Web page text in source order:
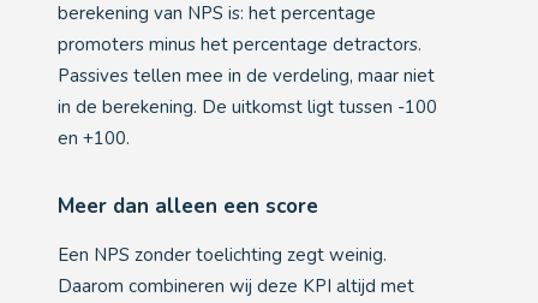
berekening van NPS is: het percentage
promoters minus het percentage detractors.
Passives tellen mee in de verdeling, maar niet
in de berekening. De uitkomst ligt tussen -100
en +100.
Meer dan alleen een score
Een NPS zonder toelichting zegt weinig.
Daarom combineren wij deze KPI altijd met